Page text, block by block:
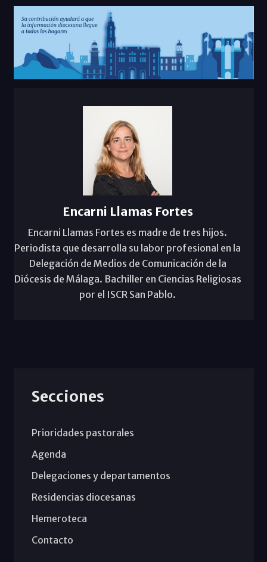
Encarni Llamas Fortes
Encarni Llamas Fortes es madre de tres hijos.
Periodista que desarrolla su labor profesional en la
Delegación de Medios de Comunicación de la
Diócesis de Málaga. Bachiller en Ciencias Religiosas
por el ISCR San Pablo.
Secciones
Prioridades pastorales
Agenda
Delegaciones y departamentos
Residencias diocesanas
Hemeroteca
Contacto